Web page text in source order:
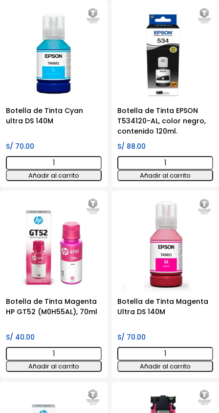
cantidad
Botella de Tinta Cyan
ultra DS 140M
S/ 70.00
Botella
de
Tinta
cantidad
Añadir al carrito
Botella de Tinta EPSON
T534120-AL, color negro,
contenido 120ml.
S/ 88.00
Botella
de
Tinta
contenido
cantidad
Añadir al carrito
Botella de Tinta Magenta
HP GT52 (M0H55AL), 70ml
S/ 40.00
Botella
de
Tinta
Añadir al carrito
Botella de Tinta Magenta
Ultra DS 140M
S/ 70.00
Botella
de
Tinta
Añadir al carrito